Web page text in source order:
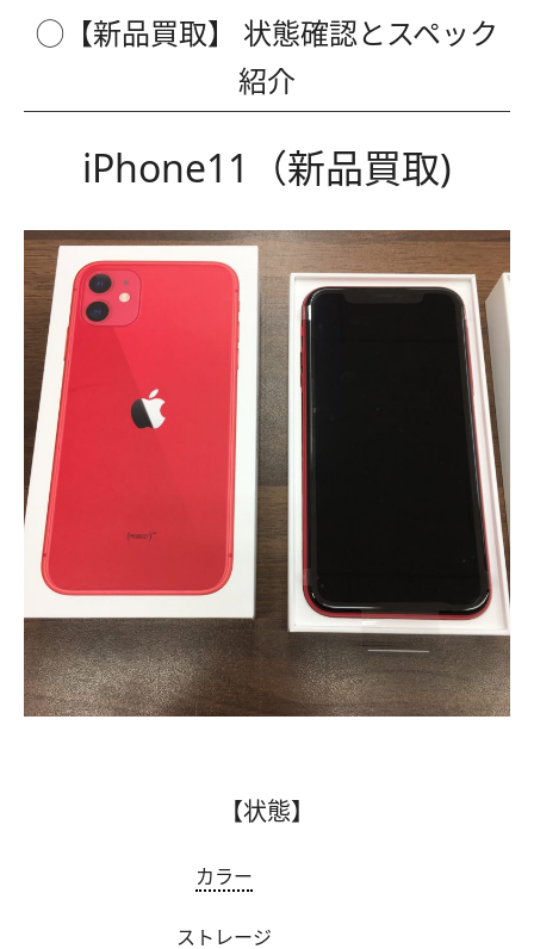
◯【新品買取】 状態確認とスペック
紹介
iPhone11（新品買取)
【状態】
カラー
ストレージ